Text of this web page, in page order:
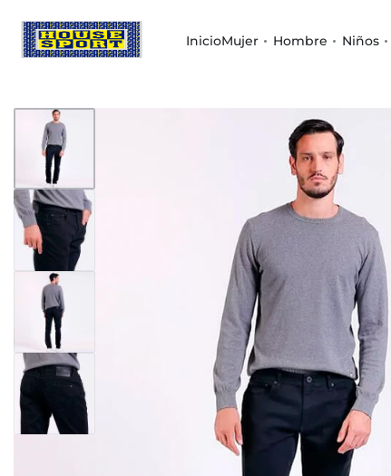
InicioMujer Hombre Niños